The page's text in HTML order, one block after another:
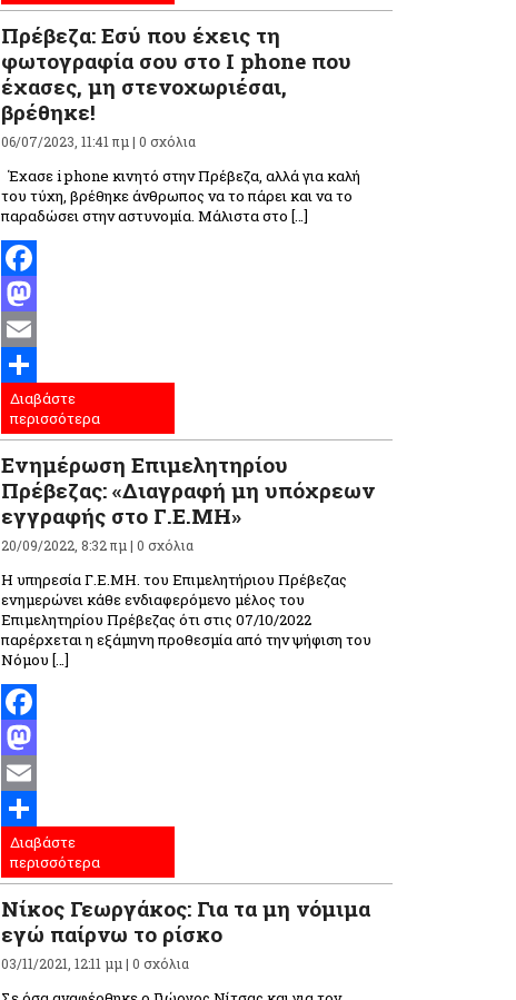
Πρέβεζα: Εσύ που έχεις τη
φωτογραφία σου στο I phone που
έχασες, μη στενοχωριέσαι,
βρέθηκε!
06/07/2023, 11:41 πμ |0 σχόλια
Έχασε i phone κινητό στην Πρέβεζα, αλλά για καλή
του τύχη, βρέθηκε άνθρωπος να το πάρει και να το
παραδώσει στην αστυνομία. Μάλιστα στο […]
Facebook
Mastodon
Email
Μοιραστείτε
Διαβάστε
περισσότερα
Ενημέρωση Επιμελητηρίου
Πρέβεζας: «Διαγραφή μη υπόχρεων
εγγραφής στο Γ.Ε.ΜΗ»
20/09/2022, 8:32 πμ |0 σχόλια
Η υπηρεσία Γ.Ε.ΜΗ. του Επιμελητήριου Πρέβεζας
ενημερώνει κάθε ενδιαφερόμενο μέλος του
Επιμελητηρίου Πρέβεζας ότι στις 07/10/2022
παρέρχεται η εξάμηνη προθεσμία από την ψήφιση του
Νόμου […]
Facebook
Mastodon
Email
Μοιραστείτε
Διαβάστε
περισσότερα
Νίκος Γεωργάκος: Για τα μη νόμιμα
εγώ παίρνω το ρίσκο
03/11/2021, 12:11 μμ |0 σχόλια